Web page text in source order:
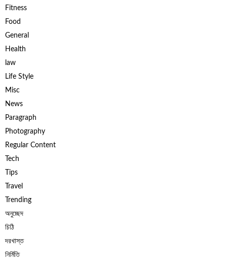
Fitness
Food
General
Health
law
Life Style
Misc
News
Paragraph
Photography
Regular Content
Tech
Tips
Travel
Trending
অনুচ্ছেদ
চিঠি
দরখাস্ত
নির্মিতি